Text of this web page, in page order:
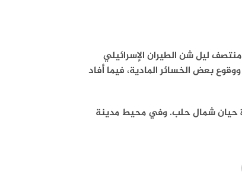
من وزارة الدفاع في دمشق : إنه حوالي الساعة 20 : 00 بعد منتصف ليل شن الطيران الإسرائيلي
بعض الخسائر المادية، فيما أفاد
حيان شمال حلب. وفي محيط مدينة